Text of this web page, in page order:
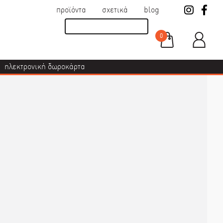
προϊόντα σχετικά blog
0
ηλεκτρονική δωροκάρτα